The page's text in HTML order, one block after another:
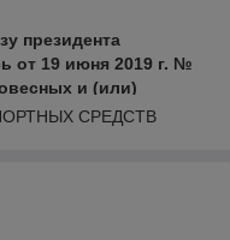
президента
от 19 июня 2019 г. №
и (или)
средств
СРЕДСТВ